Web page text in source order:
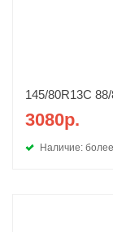
145/80R13C
3080р.
Наличие: